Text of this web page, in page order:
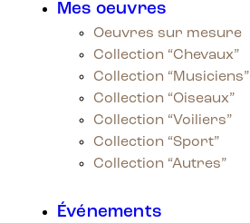
Mes oeuvres
Oeuvres sur mesure
Collection “Chevaux”
Collection “Musiciens”
Collection “Oiseaux”
Collection “Voiliers”
Collection “Sport”
Collection “Autres”
Événements